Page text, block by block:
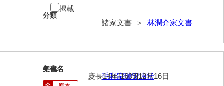
宇多田家文書
内田家文書（豊中市）
内田家文書（防府市）
内海家文書
分類
諸家文書 ＞ 林潤介家文書
掲載
4
文書名
毛利宗瑞安堵状
年代
慶長14年[1609]12月16日